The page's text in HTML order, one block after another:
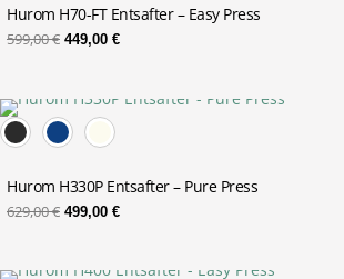
Hurom H70-FT Entsafter – Easy Press
599,00€ 449,00 €
Hurom H330P Entsafter – Pure Press
629,00€
Ursprünglicher
Preis
war:
629,00 €
499,00 €
Aktueller